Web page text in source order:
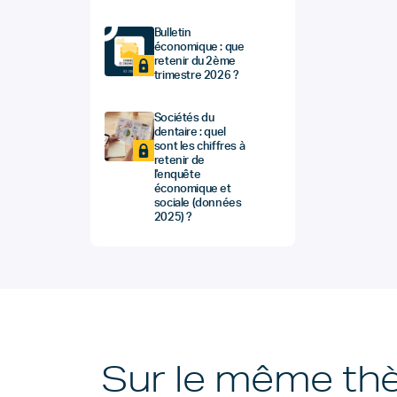
Bulletin
économique : que
retenir du 2ème
trimestre 2026 ?
Sociétés du
dentaire : quel
sont les chiffres à
retenir de
l'enquête
économique et
sociale (données
2025) ?
Sur le même